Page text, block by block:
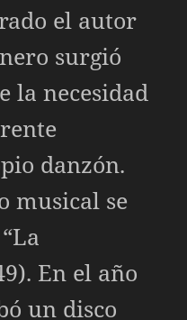
el autor
surgió
la necesidad
danzón.
musical se
En el año
un disco